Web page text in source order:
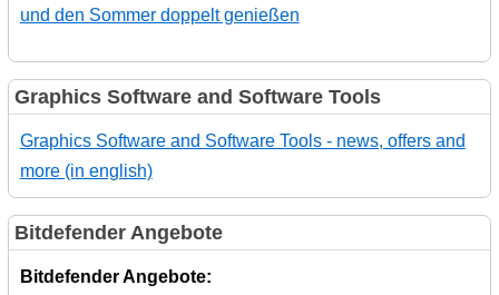
und den Sommer doppelt genießen
Graphics Software and Software Tools
Graphics Software and Software Tools - news, offers and
more (in english)
Bitdefender Angebote
Bitdefender Angebote: